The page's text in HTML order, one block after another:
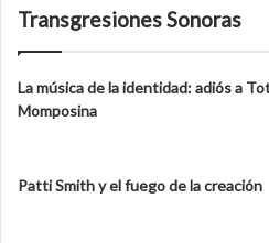
Transgresiones Sonoras
La música de la identidad: adiós a
Momposina
Patti Smith y el fuego de la creación